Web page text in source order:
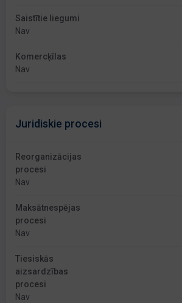
Saistītie liegumi
Nav
Komercķīlas
Nav
Juridiskie procesi
Reorganizācijas
procesi
Nav
Maksātnespējas
procesi
Nav
Tiesiskās
aizsardzības
procesi
Nav